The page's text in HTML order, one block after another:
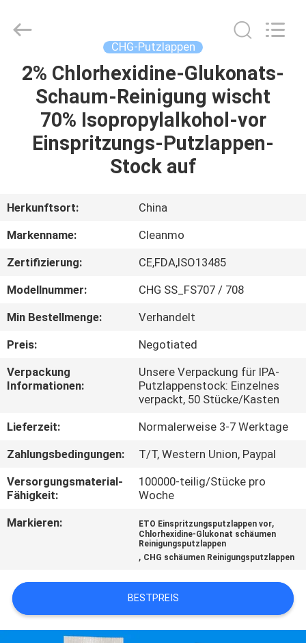
HAUS
PRODUKTE
FABRIK-
QUALITÄTSKONTROLLE
TRETEN
SIE
MIT
IN
VERBINDUNG
NACHRICHTEN
EIN
ZITAT
Reserved.
CHG-Putzlappen
2% Chlorhexidine-Glukonats-
Schaum-Reinigung wischt
70% Isopropylalkohol-vor
Einspritzungs-Putzlappen-
Stock auf
Herkunftsort:
China
Markenname:
Cleanmo
Zertifizierung:
CE,FDA,ISO13485
Modellnummer:
CHG SS_FS707 / 708
Min Bestellmenge:
Verhandelt
Preis:
Negotiated
Verpackung
Informationen:
Unsere Verpackung für IPA-
Putzlappenstock: Einzelnes
verpackt, 50 Stücke/Kasten
Lieferzeit:
Normalerweise 3-7 Werktage
Zahlungsbedingungen:
T/T, Western Union, Paypal
Versorgungsmaterial-
Fähigkeit:
100000-teilig/Stücke pro
Woche
Markieren:
ETO Einspritzungsputzlappen vor,
Chlorhexidine-Glukonat schäumen
Reinigungsputzlappen
, CHG schäumen Reinigungsputzlappen
BESTPREIS